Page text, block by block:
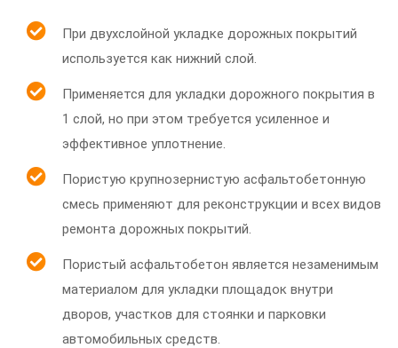
При двухслойной укладке дорожных покрытий
используется как нижний слой.
Применяется для укладки дорожного покрытия в
1 слой, но при этом требуется усиленное и
эффективное уплотнение.
Пористую крупнозернистую асфальтобетонную
смесь применяют для реконструкции и всех видов
ремонта дорожных покрытий.
Пористый асфальтобетон является незаменимым
материалом для укладки площадок внутри
дворов, участков для стоянки и парковки
автомобильных средств.